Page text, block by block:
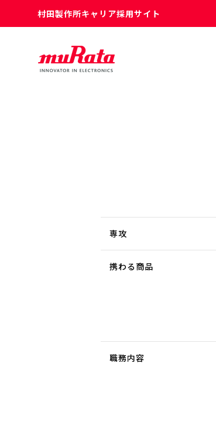
村田製作所キャリア採用サイト
専攻
携わる商品
職務内容